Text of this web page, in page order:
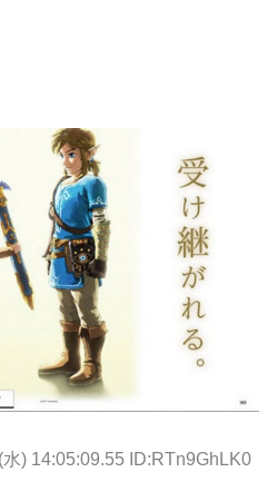
) 14:05:09.55 ID:RTn9GhLK0